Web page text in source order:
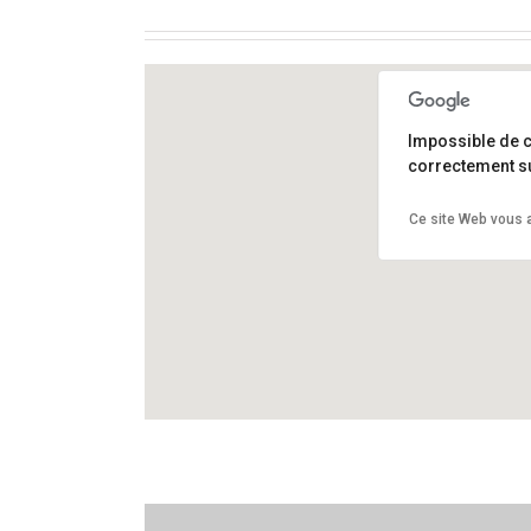
Aéroport d’Alma
Impossible de
correctement
Ce site Web vous